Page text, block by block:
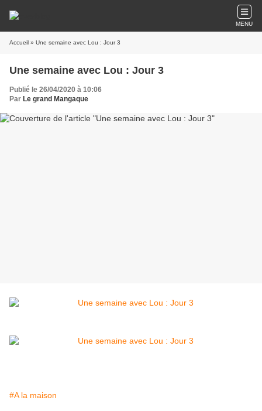
MENU
Accueil » Une semaine avec Lou : Jour 3
Une semaine avec Lou : Jour 3
Publié le 26/04/2020 à 10:06
Par Le grand Mangaque
#A la maison